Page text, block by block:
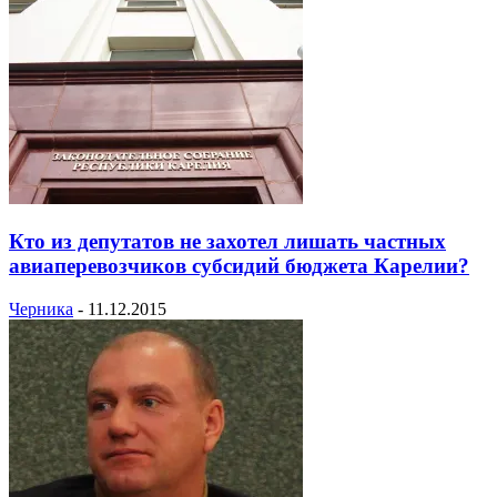
Кто из депутатов не захотел лишать частных
авиаперевозчиков субсидий бюджета Карелии?
Черника - 11.12.2015